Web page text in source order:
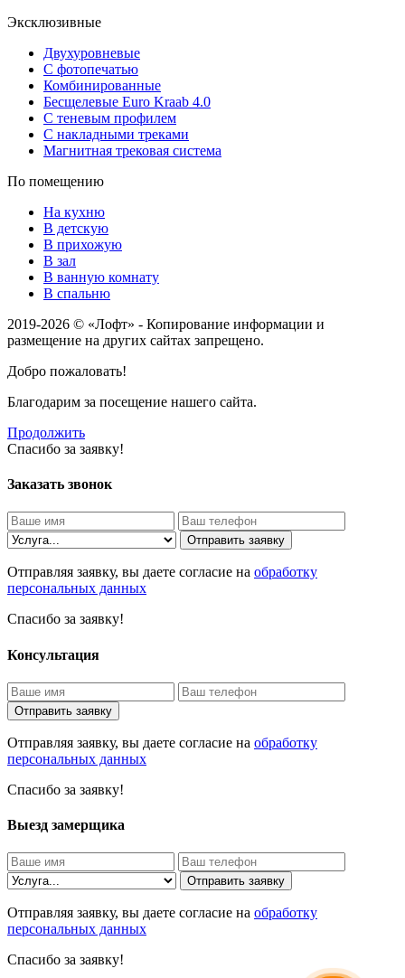
Эксклюзивные
Двухуровневые
С фотопечатью
Комбинированные
Бесщелевые Euro Kraab 4.0
С теневым профилем
С накладными треками
Магнитная трековая система
По помещению
На кухню
В детскую
В прихожую
В зал
В ванную комнату
В спальню
2019-2026 © «Лофт» - Копирование информации и
размещение на других сайтах запрещено.
Добро пожаловать!
Благодарим за посещение нашего сайта.
Продолжить
Спасибо за заявку!
Заказать звонок
Отправить заявку
Отправляя заявку, вы даете согласие на обработку
персональных данных
Спасибо за заявку!
Консультация
Отправить заявку
Отправляя заявку, вы даете согласие на обработку
персональных данных
Спасибо за заявку!
Выезд замерщика
Отправить заявку
Отправляя заявку, вы даете согласие на обработку
персональных данных
Спасибо за заявку!